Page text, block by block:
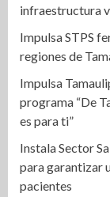
infraestructura
Impulsa STPS
regiones de
Impulsa
programa “De
es para ti”
Instala Sector
para garantizar
pacientes